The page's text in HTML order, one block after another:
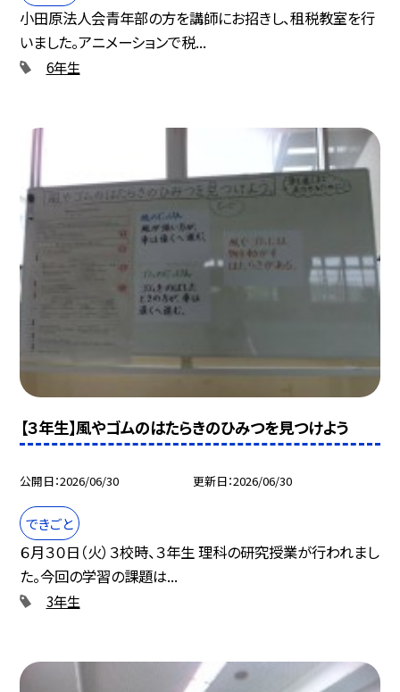
小田原法人会青年部の方を講師にお招きし、租税教室を行
いました。アニメーションで税...
6年生
【３年生】風やゴムのはたらきのひみつを見つけよう
公開日 2026/06/30 更新日 2026/06/30
できごと
６月３０日（火）３校時、３年生 理科の研究授業が行われまし
た。今回の学習の課題は...
3年生